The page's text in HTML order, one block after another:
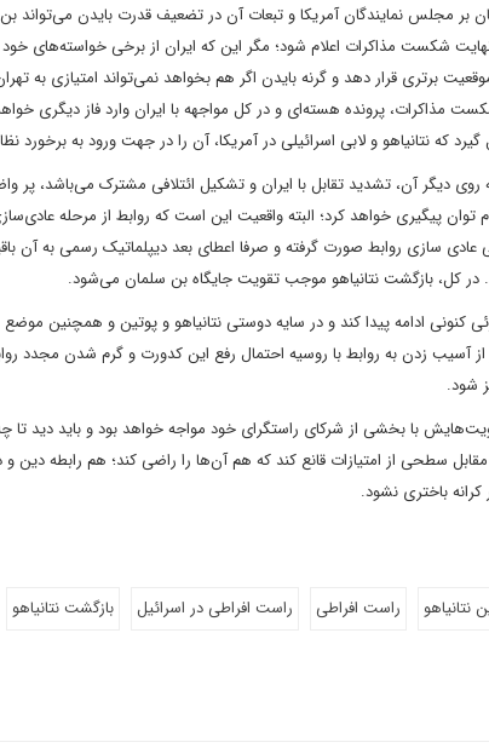
بر مجلس نمایندگان آمریکا و تبعات آن در تضعیف قدرت بایدن می‌تواند
شکست مذاکرات اعلام شود؛ مگر این که ایران از برخی خواسته‌های
برتری قرار دهد و گرنه بایدن اگر هم بخواهد نمی‌تواند امتیازی به
مذاکرات، پرونده هسته‌ای و در کل مواجهه با ایران وارد فاز دیگری
که نتانیاهو و لابی اسرائیلی در آمریکا، آن را در جهت ورود به برخورد
دیگر آن، تشدید تقابل با ایران و تشکیل ائتلافی مشترک می‌باشد، پر
توان پیگیری خواهد کرد؛ البته واقعیت این است که روابط از مرحله
عادی سازی روابط صورت گرفته و صرفا اعطای بعد دیپلماتیک رسمی به آن
کل، بازگشت نتانیاهو موجب تقویت جایگاه بن سلمان می‌شود.
کنونی ادامه پیدا کند و در سایه دوستی نتانیاهو و پوتین و همچنین
آسیب زدن به روابط با روسیه احتمال رفع این کدورت و گرم شدن مجدد
شود.
با بخشی از شرکای راستگرای خود مواجه خواهد بود و باید دید تا
سطحی از امتیازات قانع کند که هم آن‌ها را راضی کند؛ هم رابطه
باختری نشود.
نتانیاهو راست افراطی راست افراطی در اسرائیل بازگشت نتانیاهو